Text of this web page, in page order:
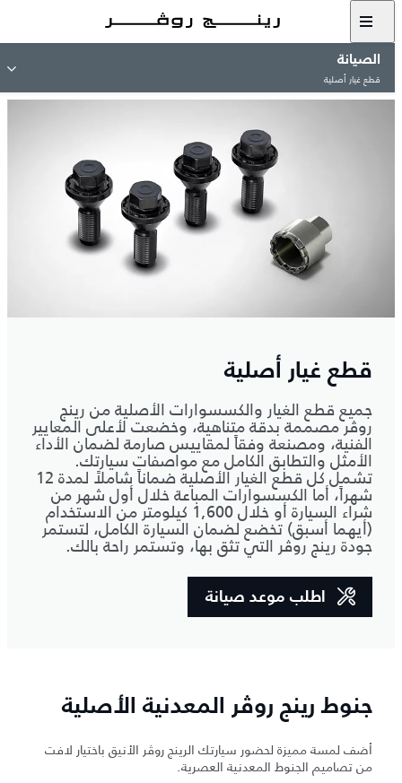
الصيانة
قطع غيار أصلية
قطع غيار أصلية
جميع قطع الغيار والكسسوارات الأصلية من رينج
روڤر مصممة بدقة متناهية، وخضعت لأعلى المعايير
الفنية، ومصنعة وفقاً لمقاييس صارمة لضمان الأداء
الأمثل والتطابق الكامل مع مواصفات سيارتك.
تشمل كل قطع الغيار الأصلية ضماناً شاملاً لمدة 12
شهراً، أما الكسسوارات المباعة خلال أول شهر من
شراء السيارة أو خلال 1,600 كيلومتر من الاستخدام
(أيهما أسبق) تخضع لضمان السيارة الكامل، لتستمر
جودة رينج روڤر التي تثق بها، وتستمر راحة بالك.
اطلب موعد صيانة
جنوط رينج روڤر المعدنية الأصلية
أضف لمسة مميزة لحضور سيارتك الرينج روڤر الأنيق باختيار لافت
من تصاميم الجنوط المعدنية العصرية.